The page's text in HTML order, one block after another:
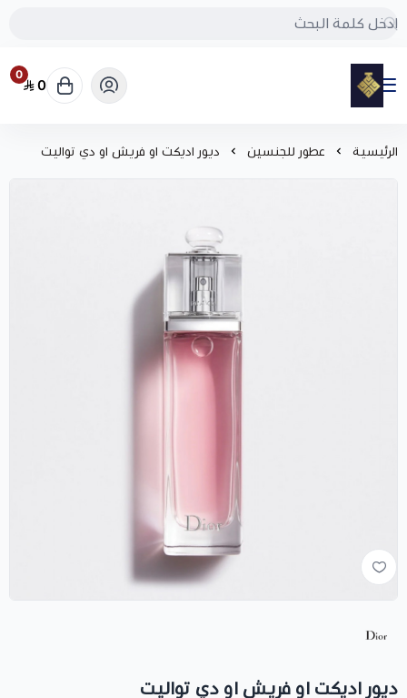
مود
0
0
الرئيسية عطور للجنسين ديور اديكت او فريش او دي تواليت
ديور اديكت او فريش او دي تواليت